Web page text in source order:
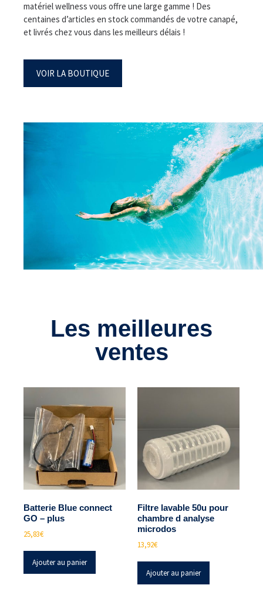
matériel wellness vous offre une large gamme ! Des
centaines d’articles en stock commandés de votre canapé,
et livrés chez vous dans les meilleurs délais !
VOIR LA BOUTIQUE
Les meilleures
ventes
Batterie Blue connect
GO – plus
25,83€
Ajouter au panier
Filtre lavable 50u pour
chambre d analyse
microdos
13,92€
Ajouter au panier